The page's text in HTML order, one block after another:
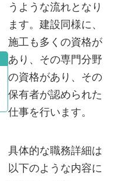
うような流れとなり
ます。建設同様に、
施工も多くの資格が
あり、その専門分野
の資格があり、その
保有者が認められた
仕事を行います。
具体的な職務詳細は
以下のような内容に